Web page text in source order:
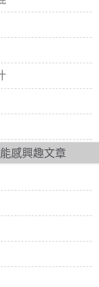
感興趣文章